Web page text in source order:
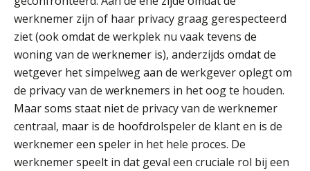
werknemer zijn of haar privacy graag gerespecteerd
ziet (ook omdat de werkplek nu vaak tevens de
woning van de werknemer is), anderzijds omdat de
wetgever het simpelweg aan de werkgever oplegt om
de privacy van de werknemers in het oog te houden.
Maar soms staat niet de privacy van de werknemer
centraal, maar is de hoofdrolspeler de klant en is de
werknemer een speler in het hele proces. De
werknemer speelt in dat geval een cruciale rol bij een